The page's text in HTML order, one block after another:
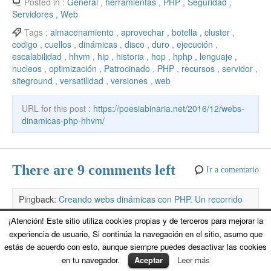
b
o
o
k
d
p
gr
a
m
e
a
m
e
dI
n
ar
tir
Servidores , Web
Tags : almacenamiento , aprovechar , botella , cluster ,
codigo , cuellos , dinámicas , disco , duro , ejecución ,
escalabilidad , hhvm , hip , historia , hop , hphp , lenguaje ,
nucleos , optimización , Patrocinado , PHP , recursos , servidor ,
siteground , versatilidad , versiones , web
URL for this post : https://poesiabinaria.net/2016/12/webs-
dinamicas-php-hhvm/
There are 9 comments left Ir a comentario
Pingback: Creando webs dinámicas con PHP. Un recorrido
de más de 10 años hasta hoy | PlanetaLibre / 9 diciembre,
2016 at 15:00
jordila /10 diciembre, 2016 at 23:06
¡Atención! Este sitio utiliza cookies propias y de terceros para mejorar la
experiencia de usuario, Si continúa la navegación en el sitio, asumo que
estás de acuerdo con esto, aunque siempre puedes desactivar las cookies
en tu navegador.
Aceptar Leer más